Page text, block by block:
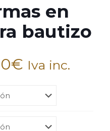
en
bautizo
€ Iva inc.